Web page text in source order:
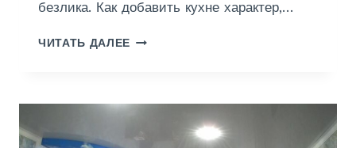
безлика. Как добавить кухне характер,…
ЧИТАТЬ ДАЛЕЕ
У
О